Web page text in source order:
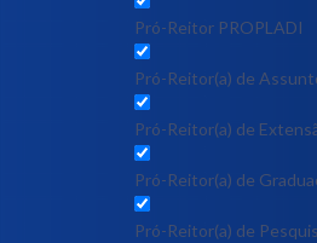
Pró-Reitor PROPLADI
Pró-Reitor(a) de
Pró-Reitor(a) de
Pró-Reitor(a) de
Pró-Reitor(a) de